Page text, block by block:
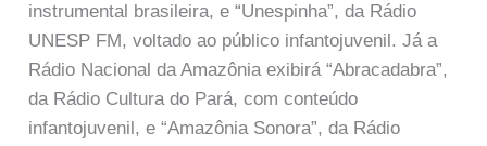
instrumental brasileira, e “Unespinha”, da Rádio
UNESP FM, voltado ao público infantojuvenil. Já a
Rádio Nacional da Amazônia exibirá “Abracadabra”,
da Rádio Cultura do Pará, com conteúdo
infantojuvenil, e “Amazônia Sonora”, da Rádio